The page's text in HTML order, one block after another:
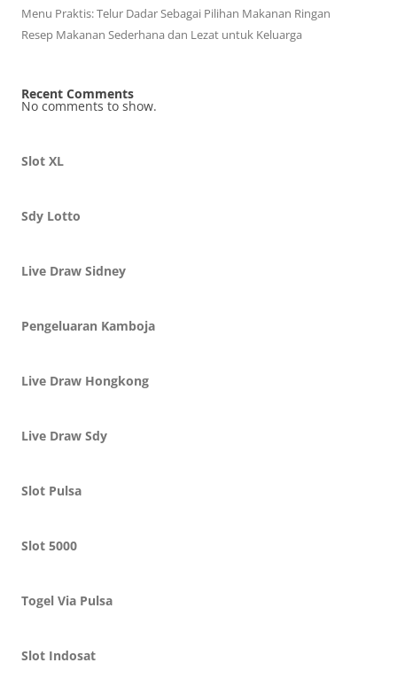
Menu Praktis: Telur Dadar Sebagai Pilihan Makanan Ringan
Resep Makanan Sederhana dan Lezat untuk Keluarga
Recent Comments
No comments to show.
Slot XL
Sdy Lotto
Live Draw Sidney
Pengeluaran Kamboja
Live Draw Hongkong
Live Draw Sdy
Slot Pulsa
Slot 5000
Togel Via Pulsa
Slot Indosat